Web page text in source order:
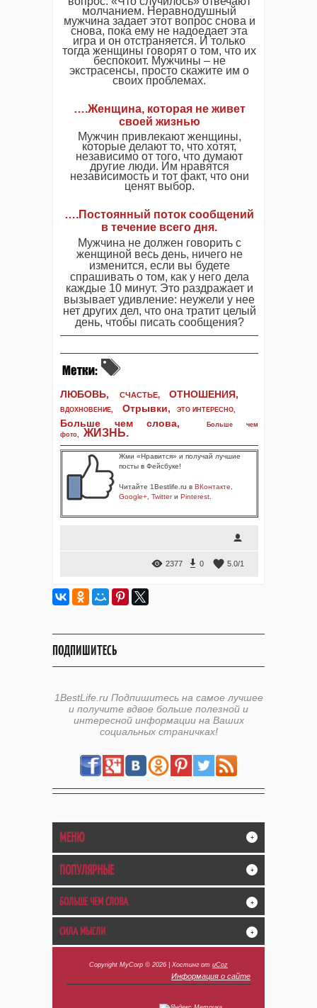
молчанием. Неравнодушный
мужчина задает этот вопрос снова и
снова, пока ему не надоедает эта
игра и он отстраняется. И только
тогда женщины говорят о том, что их
беспокоит. Мужчины – не
экстрасенсы, просто скажите им о
своих проблемах.
….Женщина, которая не живет
своей жизнью
Мужчин привлекают женщины,
которые делают то, что хотят,
независимо от того, что думают
другие люди. Им нравятся
независимость и тот факт, что они
ценят выбор.
….Постоянный поток сообщений
в течение всего дня.
Мужчина не должен говорить с
женщиной весь день, ничего не
изменится, если вы будете
спрашивать о том, как у него дела
каждые 10 минут. Это раздражает и
вызывает удивление: неужели у нее
нет других дел, что она тратит целый
день, чтобы писать сообщения?
ЛЮБОВЬ, СЧАСТЬЕ, ОТНОШЕНИЯ,
ВДОХНОВЕНИЕ, Отрывки, ЭТО ИНТЕРЕСНО,
Больше чем слова,
Больше чем
фото, ЖИЗНЬ.
Жми «Нравится» и получай лучшие
посты в Фейсбуке!
Читайте 1Bestlife.ru в ВКонтакте
Google+ Twitterи Pinterest
2377 0 5.0/1
ПОДПИШИТЕСЬ
1BestLife.ru Подпишитесь на самое лучшее
и получите вдвое больше полезной и
интересной информации на Ваших
социальных страничках!
МЕНЮ +
ПОПУЛЯРНЫЕ +
БОЛЬШЕ ЧЕМ СЛОВА +
СИЛА МЫСЛИ +
Copyright MyCorp © 2026 Хостинг от uCoz
Информация о сайте